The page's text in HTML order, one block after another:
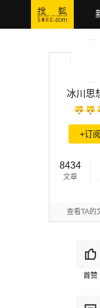
蒋雨融和哈佛
冰川思
+订阅
8434
文章
查看TA的
首赞